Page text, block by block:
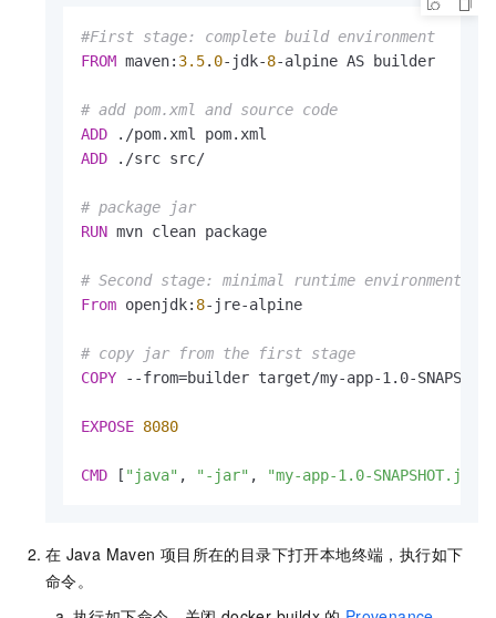
#First stage: complete build environment
FROM maven: 3.5. 0-jdk-8-alpine AS builder
# add pom.xml and source code
ADD ./pom.xml pom.xml
ADD ./src src/
# package jar
RUN mvn clean package
# Second stage: minimal runtime environment
From openjdk: 8-jre-alpine
# copy jar from the first stage
COPY --from=builder target/my-app-1.0-
EXPOSE 8080
CMD [ "java" , "-jar" , "my-app-1.0-SNAPSHOT.jar"
在 Java Maven 项目所在的目录下打开本地终端，执行如下
命令。